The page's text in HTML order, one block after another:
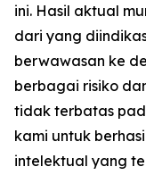
ini. Hasil aktual
dari yang
berwawasan ke
berbagai risiko
tidak terbatas
kami untuk
intelektual yang